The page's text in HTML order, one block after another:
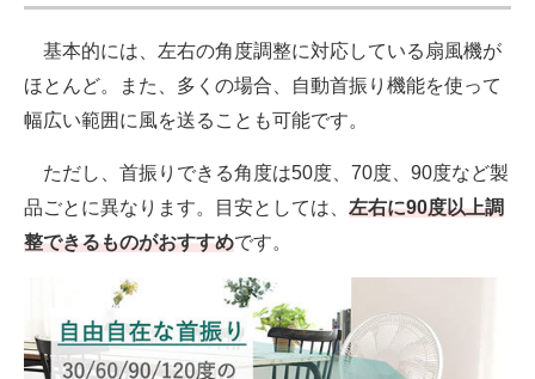
基本的には、左右の角度調整に対応している扇風機が
ほとんど。また、多くの場合、自動首振り機能を使って
幅広い範囲に風を送ることも可能です。
ただし、首振りできる角度は50度、70度、90度など製
品ごとに異なります。目安としては、 左右に90度以上調
整できるものがおすすめです。